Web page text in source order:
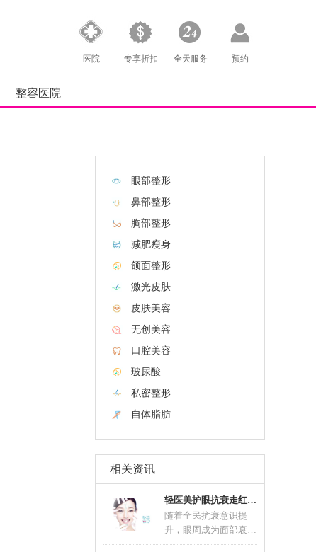
医院 专享折扣 全天服务 预约
整容医院
眼部整形
鼻部整形
胸部整形
减肥瘦身
颌面整形
激光皮肤
皮肤美容
无创美容
口腔美容
玻尿酸
私密整形
自体脂肪
相关资讯
轻医美护眼抗衰走红 联合养护延缓眼部肌肤老
随着全民抗衰意识提
升，眼周成为面部衰老
问题最先显现的区域，